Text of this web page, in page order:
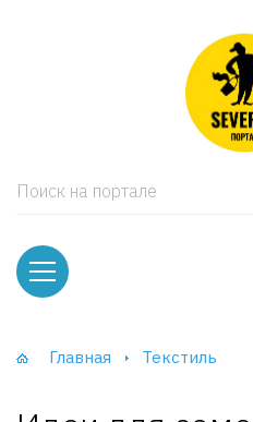
Поиск на портале
Главная Текстиль
и тумбы